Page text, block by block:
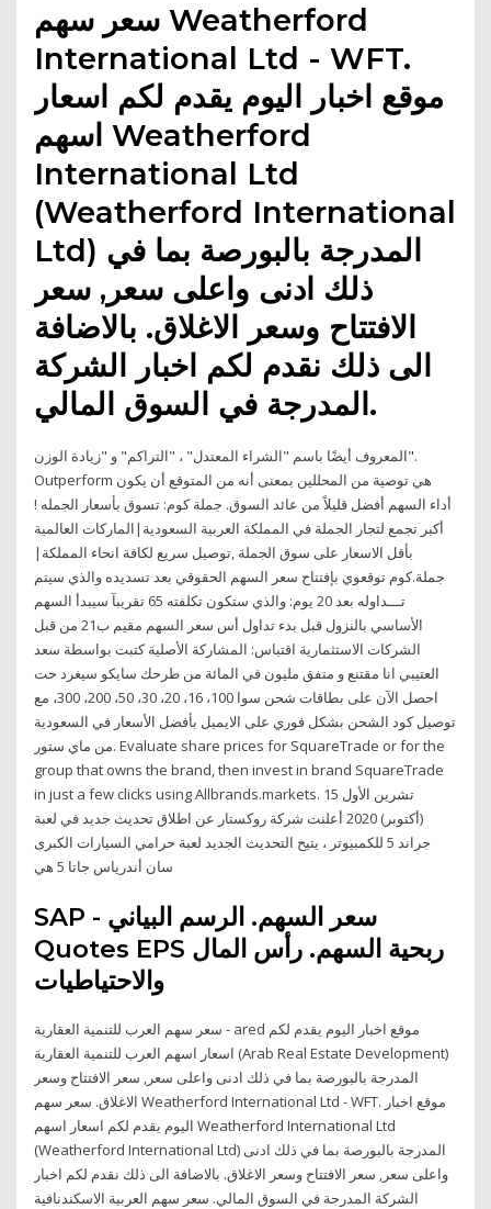
سعر سهم Weatherford
International Ltd - WFT.
موقع اخبار اليوم يقدم لكم اسعار
اسهم Weatherford
International Ltd
(Weatherford International
Ltd) المدرجة بالبورصة بما في
ذلك ادنى واعلى سعر, سعر
الافتتاح وسعر الاغلاق. بالاضافة
الى ذلك نقدم لكم اخبار الشركة
المدرجة في السوق المالي.
المعروف أيضًا باسم "الشراء المعتدل" ، "التراكم" و "زيادة الوزن".
Outperform هي توصية من المحللين بمعنى أنه من المتوقع أن يكون
أداء السهم أفضل قليلاً من عائد السوق. جملة كوم: تسوق بأسعار الجمله !
أكبر تجمع لتجار الجملة في المملكة العربية السعودية|الماركات العالمية
بأقل الاسعار على سوق الجملة ,توصيل سريع لكافة انحاء المملكة|
جملة.كوم توقعوي بإفتتاح سعر السهم الحقوقي بعد تسديده والذي سيتم
تـــداوله بعد 20 يوم: والذي ستكون تكلفته 65 تقريبآ سيبدأ السهم
الأساسي بالنزول قبل بدء تداول أس سعر السهم مقيم ب21 من قبل
الشركات الاستثمارية اقتباس: المشاركة الأصلية كتبت بواسطة سعد
العتيبي انا مقتنع و متفق مليون في المائة من طرحك سايكو سيغرد حت
احصل الآن على بطاقات شحن سوا 100، 16، 20، 30، 50، 200، 300، مع
توصيل كود الشحن بشكل فوري على الايميل بأفضل الأسعار في السعودية
من ماي ستور. Evaluate share prices for SquareTrade or for the
group that owns the brand, then invest in brand SquareTrade
in just a few clicks using Allbrands.markets. 15 تشرين الأول
(أكتوبر) 2020 أعلنت شركة روكستار عن اطلاق تحديث جديد في لعبة
جراند 5 للكمبيوتر ، يتيح التحديث الجديد لعبة حرامي السيارات الكبرى
SAP - سعر السهم. الرسم البياني
Quotes EPS ربحية السهم. رأس المال
والاحتياطيات
سعر سهم العرب للتنمية العقارية - ared موقع اخبار اليوم يقدم لكم
اسعار اسهم العرب للتنمية العقارية (Arab Real Estate Development)
المدرجة بالبورصة بما في ذلك ادنى واعلى سعر, سعر الافتتاح وسعر
الاغلاق. سعر سهم Weatherford International Ltd - WFT. موقع اخبار
اليوم يقدم لكم اسعار اسهم Weatherford International Ltd
(Weatherford International Ltd) المدرجة بالبورصة بما في ذلك ادنى
واعلى سعر, سعر الافتتاح وسعر الاغلاق. بالاضافة الى ذلك نقدم لكم اخبار
الشركة المدرجة في السوق المالي. سعر سهم العربية الاسكندنافية